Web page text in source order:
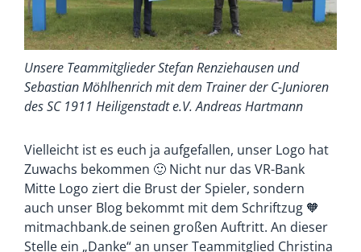
Unsere Teammitglieder Stefan Renziehausen und
Sebastian Möhlhenrich mit dem Trainer der C-Junioren
des SC 1911 Heiligenstadt e.V. Andreas Hartmann
Vielleicht ist es euch ja aufgefallen, unser Logo hat
Zuwachs bekommen 🙂 Nicht nur das VR-Bank
Mitte Logo ziert die Brust der Spieler, sondern
auch unser Blog bekommt mit dem Schriftzug 🧡
mitmachbank.de seinen großen Auftritt. An dieser
Stelle ein „Danke“ an unser Teammitglied Christina